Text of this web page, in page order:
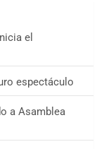
el
espectáculo
a Asamblea